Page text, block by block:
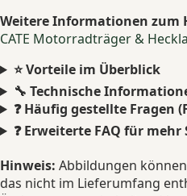
Weitere Informationen zum
CATE Motorradträger &
⭐ Vorteile im Überblick
🔧 Technische
❓ Häufig gestellte Fragen
❓ Erweiterte FAQ für mehr
Hinweis: Abbildungen
das nicht im Lieferumfang